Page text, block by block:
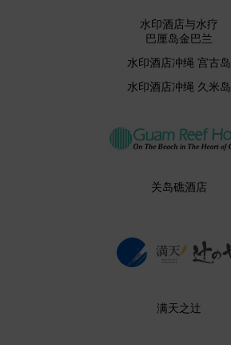
水印酒店与水疗
巴厘岛金巴兰
水印酒店冲绳 宫古岛
水印酒店冲绳 久米岛
关岛礁酒店
满天之辻